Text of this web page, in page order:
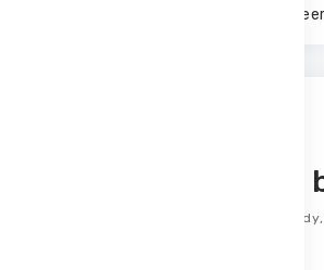
thyeer
Event
První místo = 3